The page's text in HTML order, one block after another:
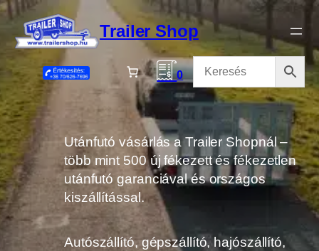
Ugrás
tartalomhoz
Trailer Shop
0
Utánfutó vásárlás a Trailer Shopnál –
több mint 500 új fékezett és fékezetlen
utánfutó garanciával és országos
kiszállítással.
Autószállító, gépszállító, hajószállító,